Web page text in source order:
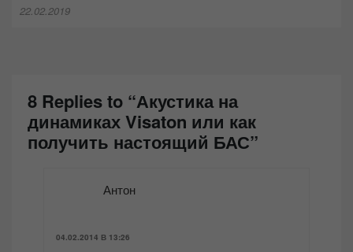
22.02.2019
8 Replies to “Акустика на
динамиках Visaton или как
получить настоящий БАС”
Антон
04.02.2014 В 13:26